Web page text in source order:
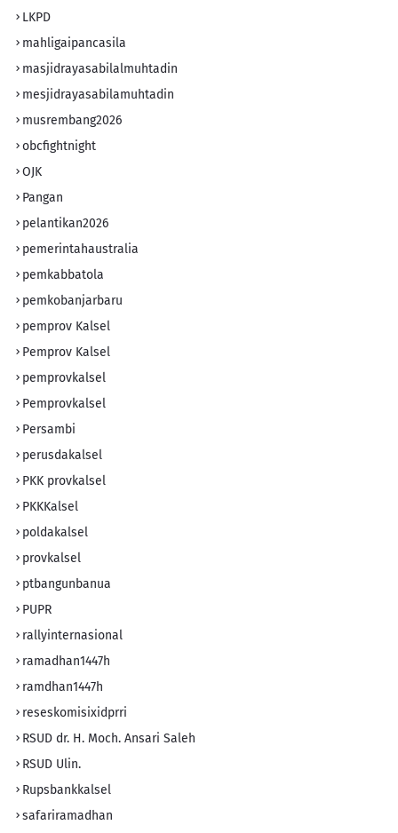
LKPD
mahligaipancasila
masjidrayasabilalmuhtadin
mesjidrayasabilamuhtadin
musrembang2026
obcfightnight
OJK
Pangan
pelantikan2026
pemerintahaustralia
pemkabbatola
pemkobanjarbaru
pemprov Kalsel
Pemprov Kalsel
pemprovkalsel
Pemprovkalsel
Persambi
perusdakalsel
PKK provkalsel
PKKKalsel
poldakalsel
provkalsel
ptbangunbanua
PUPR
rallyinternasional
ramadhan1447h
ramdhan1447h
reseskomisixidprri
RSUD dr. H. Moch. Ansari Saleh
RSUD Ulin.
Rupsbankkalsel
safariramadhan